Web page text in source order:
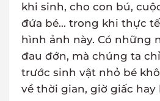
khi sinh, cho con bú,
đứa bé... trong khi thực
hình ảnh này. Có những
đau đớn, mà chúng ta
trước sinh vật nhỏ bé
về thời gian, giờ giấc hay